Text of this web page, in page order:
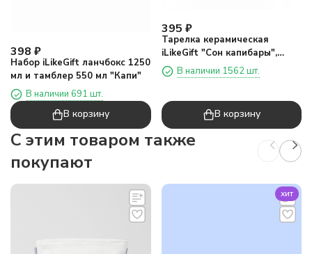
398 ₽
Набор iLikeGift ланчбокс 1250
мл и тамблер 550 мл "Капи"
В наличии 691 шт.
В корзину
395 ₽
Тарелка керамическая
iLikeGift "Сон капибары",
20,2х20,2х2 см
В наличии 1562 шт.
В корзину
C этим товаром также
покупают
хит